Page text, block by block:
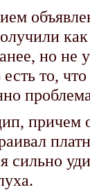
но не
то,
причем